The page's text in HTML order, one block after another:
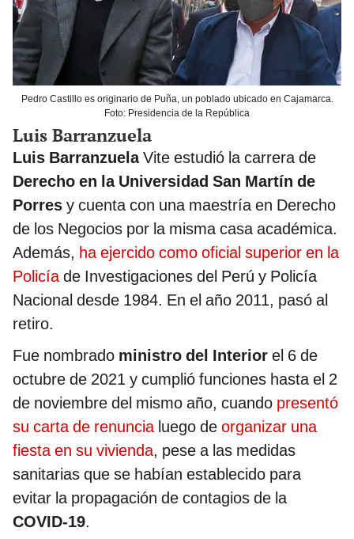
Pedro Castillo es originario de Puña, un poblado ubicado en Cajamarca.
Foto: Presidencia de la República
Luis Barranzuela
Luis BarranzuelaVite estudió la carrera de
Derecho en la Universidad San Martín de
Porres y cuenta con una maestría en Derecho
de los Negocios por la misma casa académica.
Además, ha ejercido como oficial superior en la
Policíade Investigaciones del Perú y Policía
Nacional desde 1984. En el año 2011, pasó al
retiro.
Fue nombrado ministro del Interior el 6 de
octubre de 2021 y cumplió funciones hasta el 2
de noviembre del mismo año, cuando presentó
su carta de renuncialuego de organizar una
fiesta en su vivienda, pese a las medidas
sanitarias que se habían establecido para
evitar la propagación de contagios de la
COVID-19.